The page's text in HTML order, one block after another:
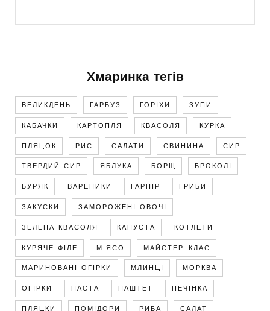
Хмаринка тегів
ВЕЛИКДЕНЬ ГАРБУЗ ГОРІХИ ЗУПИ
КАБАЧКИ КАРТОПЛЯ КВАСОЛЯ КУРКА
ПЛЯЦОК РИС САЛАТИ СВИНИНА СИР
ТВЕРДИЙ СИР ЯБЛУКА БОРЩ БРОКОЛІ
БУРЯК ВАРЕНИКИ ГАРНІР ГРИБИ
ЗАКУСКИ ЗАМОРОЖЕНІ ОВОЧІ
ЗЕЛЕНА КВАСОЛЯ КАПУСТА КОТЛЕТИ
КУРЯЧЕ ФІЛЕ М'ЯСО МАЙСТЕР-КЛАС
МАРИНОВАНІ ОГІРКИ МЛИНЦІ МОРКВА
ОГІРКИ ПАСТА ПАШТЕТ ПЕЧІНКА
ПЛЯЦКИ ПОМІДОРИ РИБА САЛАТ